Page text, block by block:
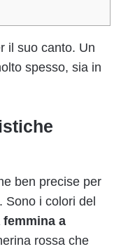
il suo canto. Un
spesso, sia in
ben precise per
Sono i colori del
a
rossa che